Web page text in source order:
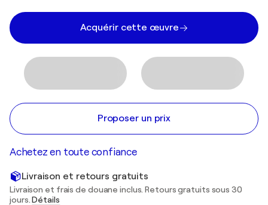
Acquérir cette œuvre
Proposer un prix
Achetez en toute confiance
Livraison et retours gratuits
Livraison et frais de douane inclus. Retours gratuits sous 30
jours.Détails